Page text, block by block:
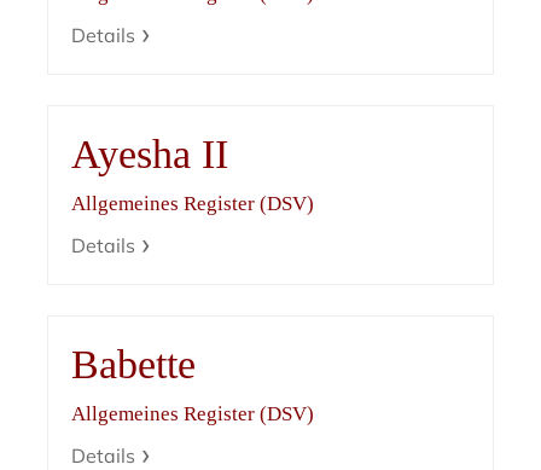
Details
Ayesha II
Allgemeines Register (DSV)
Details
Babette
Allgemeines Register (DSV)
Details